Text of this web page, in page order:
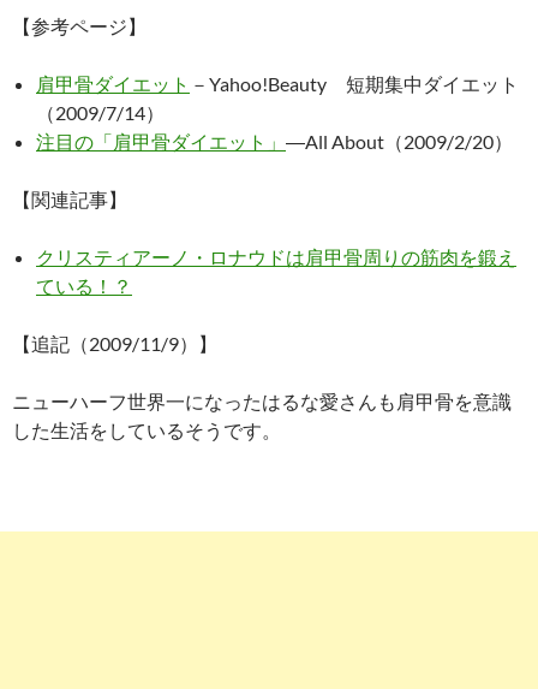
【参考ページ】
肩甲骨ダイエット －Yahoo!Beauty 短期集中ダイエット
（2009/7/14）
注目の「肩甲骨ダイエット」 ―All About（2009/2/20）
【関連記事】
クリスティアーノ・ロナウドは肩甲骨周りの筋肉を鍛え
ている！？
【追記（2009/11/9）】
ニューハーフ世界一になったはるな愛さんも肩甲骨を意識
した生活をしているそうです。